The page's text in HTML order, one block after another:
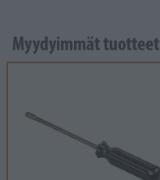
Myydyimmät tuotteet